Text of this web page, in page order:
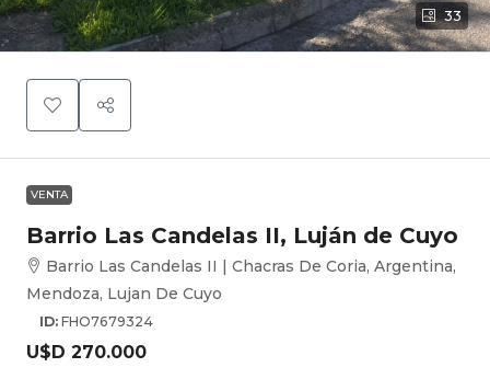
33
VENTA
Barrio Las Candelas II, Luján de Cuyo
Barrio Las Candelas II | Chacras De Coria, Argentina,
Mendoza, Lujan De Cuyo
ID: FHO7679324
U$D 270.000